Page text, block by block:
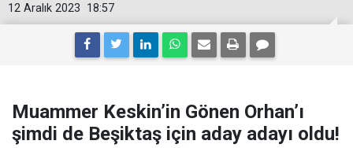
18:57
12 Aralık 2023
Muammer Keskin’in Gönen Orhan’ı
şimdi de Beşiktaş için aday adayı oldu!